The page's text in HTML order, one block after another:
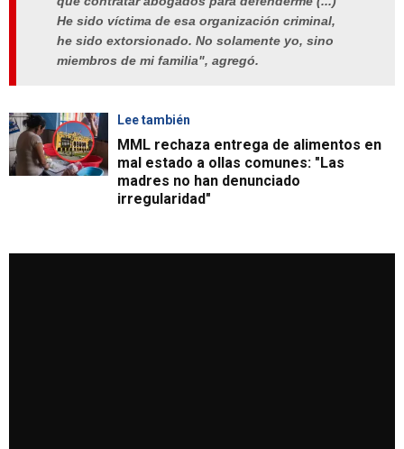
He sido víctima de esa organización criminal,
he sido extorsionado. No solamente yo, sino
miembros de mi familia", agregó.
Lee también
MML rechaza entrega de alimentos en
mal estado a ollas comunes: "Las
madres no han denunciado
irregularidad"